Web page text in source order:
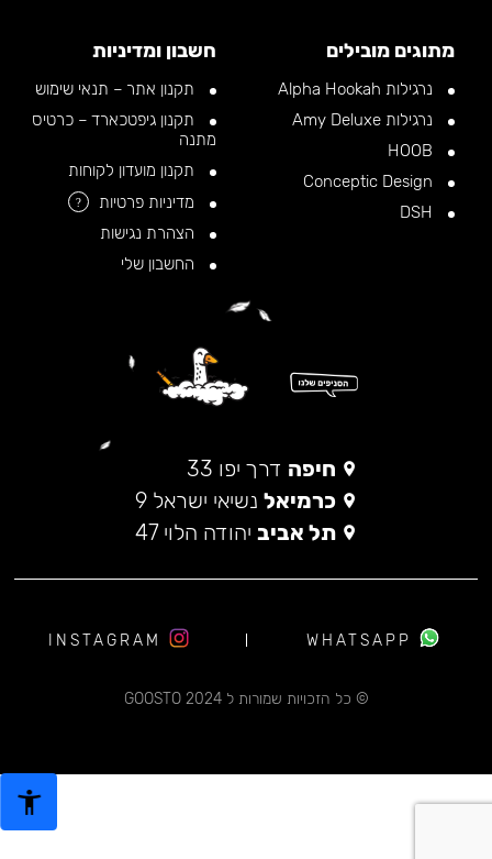
מתוגים מובילים
נרגילות Alpha Hookah
נרגילות Amy Deluxe
חשבון ומדיניות
תקנון אתר – תנאי שימוש
תקנון גיפטכארד – כרטיס
מתנה
תקנון מועדון לקוחות
מדיניות פרטיות
?
הצהרת נגישות
החשבון שלי
חיפה דרך יפו 33
כרמיאל נשיאי ישראל 9
תל אביב יהודה הלוי 47
© כל הזכויות שמורות ל 2024 GOOSTO
WHATSAPP
INSTAGRAM